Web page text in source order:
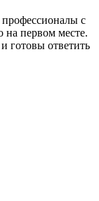
с
на первом месте.
готовы ответить